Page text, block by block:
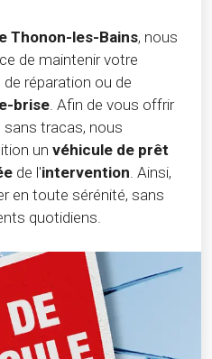
Thonon-les-Bains, nous
de maintenir votre
réparation ou de
brise. Afin de vous offrir
tracas, nous
un véhicule de prêt
de l'intervention. Ainsi,
en toute sérénité, sans
quotidiens.